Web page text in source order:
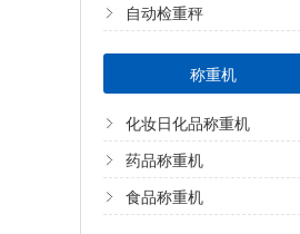
自动检重秤
称重机
化妆日化品称重机
药品称重机
食品称重机